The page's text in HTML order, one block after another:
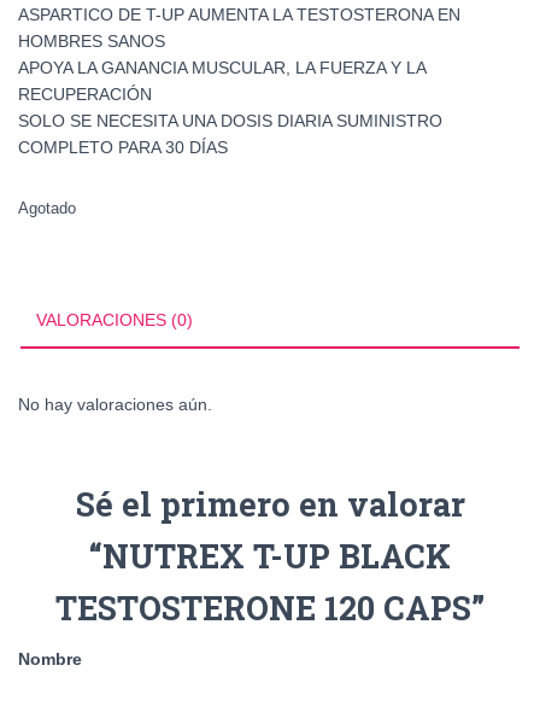
ASPARTICO DE T-UP AUMENTA LA TESTOSTERONA EN
HOMBRES SANOS
APOYA LA GANANCIA MUSCULAR, LA FUERZA Y LA
RECUPERACIÓN
SOLO SE NECESITA UNA DOSIS DIARIA SUMINISTRO
COMPLETO PARA 30 DÍAS
Agotado
VALORACIONES (0)
No hay valoraciones aún.
Sé el primero en valorar
“NUTREX T-UP BLACK
TESTOSTERONE 120 CAPS”
Nombre